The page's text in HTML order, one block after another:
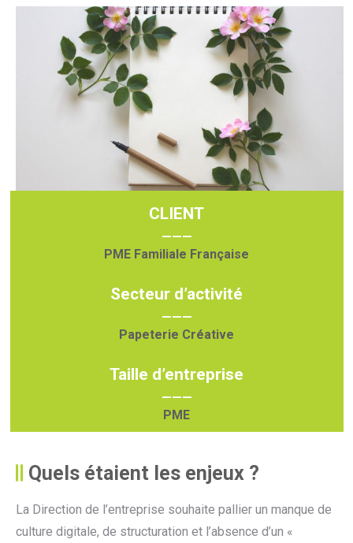
CLIENT
———
PME Familiale Française
Secteur d’activité
———
Papeterie Créative
Taille d’entreprise
———
PME
Quels étaient les enjeux ?
La Direction de l’entreprise souhaite pallier un manque de
culture digitale, de structuration et l’absence d’un «